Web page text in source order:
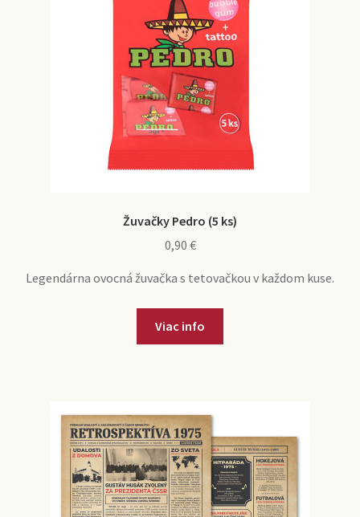
Žuvačky Pedro (5 ks)
0,90 €
Legendárna ovocná žuvačka s tetovačkou v každom kuse.
Viac info